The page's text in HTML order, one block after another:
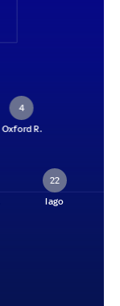
4
Oxford R.
22
Iago